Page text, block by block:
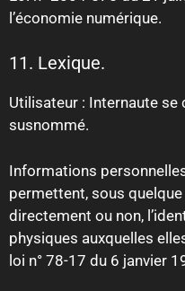
l’économie numérique.
11. Lexique.
Utilisateur : Internaute
susnommé.
Informations
permettent, sous
directement ou non,
physiques auxquelles
loi n° 78-17 du 6 janvier